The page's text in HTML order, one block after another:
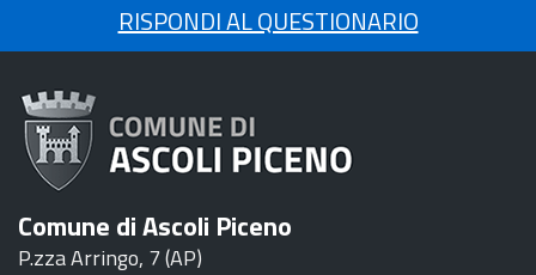
RISPONDI AL QUESTIONARIO
Comune di Ascoli Piceno
P.zza Arringo, 7 (AP)